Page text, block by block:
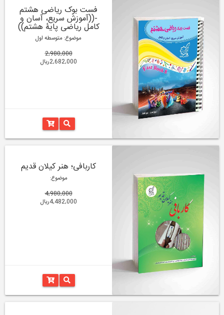
فست بوک ریاضی هشتم
-((آموزش سریع، آسان و
کامل ریاضی پایۀ هشتم))
موضوع: متوسطه اول
2,980,000
2,682,000ریال
کاربافی؛ هنر کیلان قدیم
موضوع:
4,980,000
4,482,000ریال